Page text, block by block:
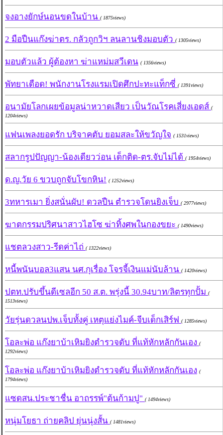
จงอางยักษ์นอนขดในบ้าน ( 1875views)
2 มือปืนแก๊งฆ่าตร. กลัวถูกวิฯ ลนลานชิงมอบตัว ( 1305views)
มอบตัวแล้ว ผู้ต้องหา ฆ่าแหม่มสวีเดน ( 1356views)
พัทยาเดือด! พนักงานโรงแรมเปิดศึกปะทะแท็กซี่ ( 1391views)
อนามัยโลกเผยข้อมูลน่าหวาดเสียว เป็นวัณโรคเสี่ยงเอดส์ (
1204views)
แฟนเพลงยอดรัก บริจาคตับ ยอมสละให้ขวัญใจ ( 1531views)
สลากรูปปัญญา-น้องเดียวว่อน เด็กติด-ตร.จับไม่ได้ ( 1954views)
ด.ญ.วัย 6 ขวบถูกจับโขกหิน! ( 1252views)
3ทหารเมา ยิ่งสนั่นผับ! ดวลปืน ตำรวจโดนยิงเจ็บ ( 2977views)
ฆาตกรรมปริศนาสาวไฮโซ ฆ่าทิ้งศพในกองขยะ ( 1490views)
แชตลวงสาว-รีดค่าไถ่ ( 1322views)
หนี้พนันบอล3แสน นศ.กุเรื่อง โจรจี้เงินแม่นับล้าน ( 1420views)
ปตท.ปรับขึ้นดีเซลอีก 50 ส.ต. พรุ่งนี้ 30.94บาท/ลิตรทุกปั้ม (
1513views)
วัยรุ่นดวลนปพ.เจ็บทั้งคู่ เหตุแย่งไมค์-จีบเด็กเสิร์ฟ ( 1285views)
โอละพ่อ แก๊งยาบ้าเหิมยิงตำรวจดับ ที่แท้หักหลักกันเอง (
1292views)
โอละพ่อ แก๊งยาบ้าเหิมยิงตำรวจดับ ที่แท้หักหลักกันเอง (
1794views)
แซดสน.ประชาชื่น อาถรรพ์"ต้นก้ามปู" ( 1494views)
หนุ่มโยธา ถ่ายคลิป ยุ่นนุ่งสั้น ( 1481views)